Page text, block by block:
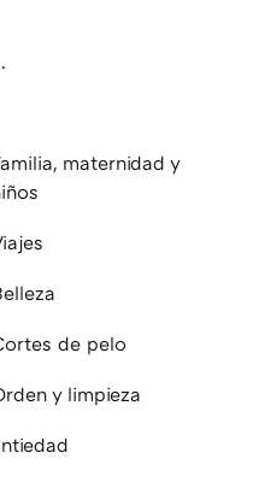
maternidad y
de pelo
y limpieza